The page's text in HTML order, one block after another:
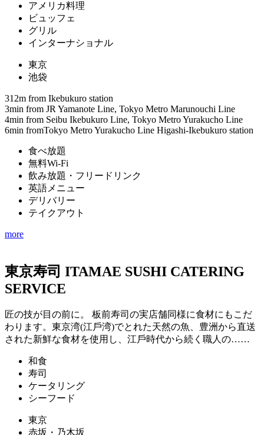
アメリカ料理
ビュッフェ
グリル
インターナショナル
東京
池袋
312m from Ikebukuro station
3min from JR Yamanote Line, Tokyo Metro Marunouchi Line
4min from Seibu Ikebukuro Line, Tokyo Metro Yurakucho Line
6min fromTokyo Metro Yurakucho Line Higashi-Ikebukuro station
食べ放題
無料Wi-Fi
飲み放題・フリードリンク
英語メニュー
デリバリー
テイクアウト
more
東京寿司 ITAMAE SUSHI CATERING
SERVICE
匠の技が目の前に。 板前寿司の実店舗同様に食材にもこだ
わります。東京湾(江戶湾)でとれた天然の魚、豊洲から直送
された新鮮な食材を使用し、江戶時代から続く職人の……
和食
寿司
ケータリング
シーフード
東京
赤坂・乃木坂